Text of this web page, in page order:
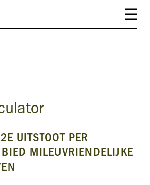
UITSTOOT PER
MILEUVRIENDELIJKE